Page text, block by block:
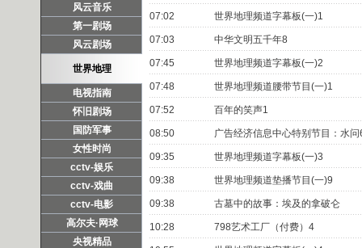
风云音乐
第一剧场
风云剧场
世界地理
电视指南
怀旧剧场
国防军事
女性时尚
cctv-娱乐
cctv-戏曲
cctv-电影
高尔夫·网球
央视精品
07:02 世界地理频道字幕板(一)1
07:03 中华文明五千年8
07:45 世界地理频道字幕板(一)2
07:48 世界地理频道腰带节目(一)1
07:52 百年的笑声1
08:50 广告经济信息中心特别节目：水问
09:35 世界地理频道字幕板(一)3
09:38 世界地理频道垫播节目(一)9
09:38 古墓中的故事：埃及的拿破仑
10:28 798艺术工厂（付费）4